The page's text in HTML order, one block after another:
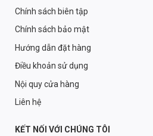
Chính sách biên tập
Chính sách bảo mật
Hướng dẫn đặt hàng
Điều khoản sử dụng
Nội quy cửa hàng
Liên hệ
KẾT NỐI VỚI CHÚNG TÔI